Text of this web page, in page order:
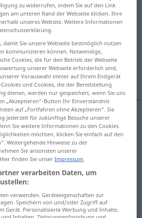
anklicken/antippen)
kitty
kitten
“
Kosename
zu widerrufen, indem Sie auf den Link
am unteren Rand der Webseite klicken. Ihre
unseres Website. Weitere Informationen
damit Sie unsere Webseite bestmöglich nutzen
kommunizieren können. Notwendige,
Cookies, die für den Betrieb der Webseite
unserer Webseite erforderlich sind,
Vorauswahl immer auf Ihrem Endgerät
und Cookies, die der Bereitstellung
dienen, werden nur gespeichert, wenn Sie uns
„Akzeptieren“-Button Ihr Einverständnis
auf „Fortfahren ohne Akzeptieren“. Sie
jederzeit für zukünftige Besuche unserer
Sie weitere Informationen zu den Cookies
möchten, klicken Sie einfach auf den
Weitergehende Hinweise zu der
Sie ansonsten unserer
finden Sie unserImpressum.
verarbeiten Daten, um
verwenden. Geräteeigenschaften zur
Speichern von und/oder Zugriff auf
Gerät. Personalisierte Werbung und Inhalte,
Inhalten, Zielgruppenforschung und